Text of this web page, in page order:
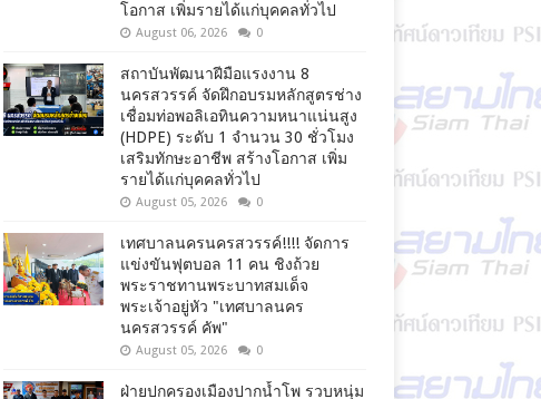
โอกาส เพิ่มรายได้แก่บุคคลทั่วไป
August 06, 2026 0
สถาบันพัฒนาฝีมือแรงงาน 8
นครสวรรค์ จัดฝึกอบรมหลักสูตรช่าง
เชื่อมท่อพอลิเอทินความหนาแน่นสูง
(HDPE) ระดับ 1 จำนวน 30 ชั่วโมง
เสริมทักษะอาชีพ สร้างโอกาส เพิ่ม
รายได้แก่บุคคลทั่วไป
August 05, 2026 0
เทศบาลนครนครสวรรค์!!!! จัดการ
แข่งขันฟุตบอล 11 คน ชิงถ้วย
พระราชทานพระบาทสมเด็จ
พระเจ้าอยู่หัว "เทศบาลนคร
นครสวรรค์ คัพ"
August 05, 2026 0
ฝ่ายปกครองเมืองปากน้ำโพ รวบหนุ่ม